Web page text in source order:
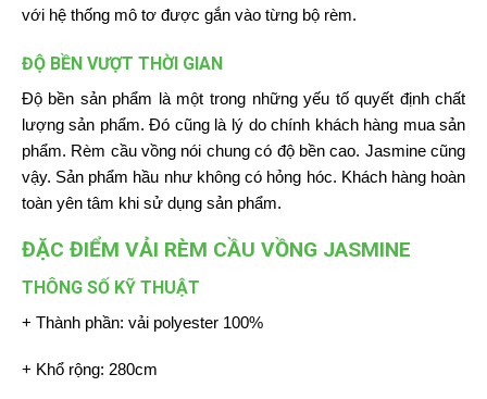
với hệ thống mô tơ được gắn vào từng bộ rèm.
ĐỘ BỀN VƯỢT THỜI GIAN
Độ bền sản phẩm là một trong những yếu tố quyết định chất
lượng sản phẩm. Đó cũng là lý do chính khách hàng mua sản
phẩm. Rèm cầu vồng nói chung có độ bền cao. Jasmine cũng
vậy. Sản phẩm hầu như không có hỏng hóc. Khách hàng hoàn
toàn yên tâm khi sử dụng sản phẩm.
ĐẶC ĐIỂM VẢI RÈM CẦU VỒNG JASMINE
THÔNG SỐ KỸ THUẬT
+ Thành phần: vải polyester 100%
+ Khổ rộng: 280cm